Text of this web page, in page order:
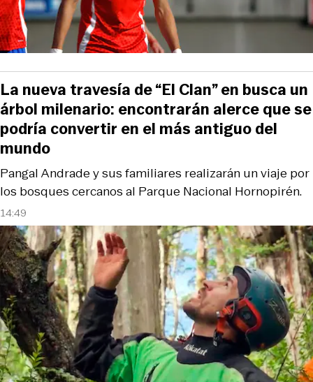
14:49
Pangal Andrade y sus familiares realizarán un viaje por
los bosques cercanos al Parque Nacional Hornopirén.
La nueva travesía de “El Clan” en busca un
árbol milenario: encontrarán alerce que se
podría convertir en el más antiguo del
mundo